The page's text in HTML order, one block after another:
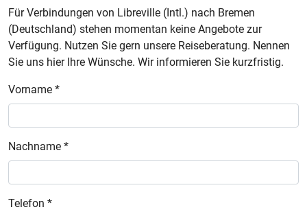
Für Verbindungen von Libreville (Intl.) nach Bremen
(Deutschland) stehen momentan keine Angebote zur
Verfügung. Nutzen Sie gern unsere Reiseberatung. Nennen
Sie uns hier Ihre Wünsche. Wir informieren Sie kurzfristig.
Vorname *
Nachname *
Telefon *